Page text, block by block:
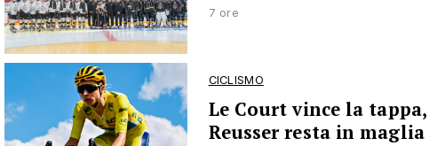
7 ore
CICLISMO
Le Court vince la tappa,
Reusser resta in